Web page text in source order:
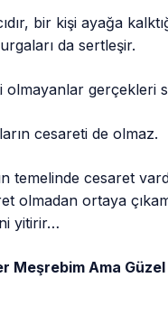
bir kişi ayağa
da sertleşir.
olmayanlar gerçekleri
cesareti de olmaz.
temelinde cesaret
olmadan ortaya
yitirir…
Meşrebim Ama Güzel